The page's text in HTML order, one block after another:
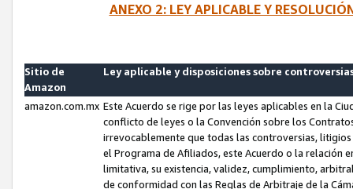
ANEXO 2: LEY APLICABLE Y
Sitio de
Amazon
Ley aplicable y disposiciones sobre
amazon.com.mx Este Acuerdo se rige por las leyes aplicables en la
conflicto de leyes o la Convención sobre los
irrevocablemente que todas las controversias,
el Programa de Afiliados, este Acuerdo o la relación
limitativa, su existencia, validez, cumplimiento,
de conformidad con las Reglas de Arbitraje de la